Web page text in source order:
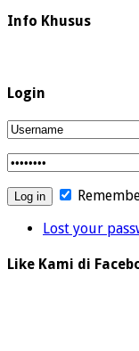
Info Khusus
Login
Lost your
Like Kami di